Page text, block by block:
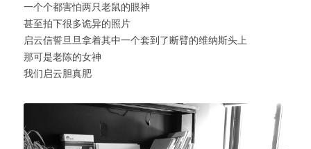
一个个都害怕两只老鼠的眼神
甚至拍下很多诡异的照片
启云信誓旦旦拿着其中一个套到了断臂的维纳斯头上
那可是老陈的女神
我们启云胆真肥